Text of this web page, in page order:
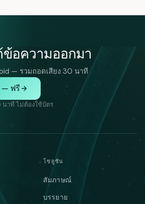
ข้อความออกมา
— รวมถอดเสียง 30 นาที
— ฟรี
นาที ไม่ต้องใช้บัตร
โซลูชัน
สัมภาษณ์
บรรยาย